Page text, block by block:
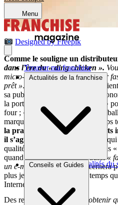
Menu
Trouver ma franchise
Actualités de la franchise
Brèves et actus Actualités du
Conseils et Guides
Designed by Freepik
Comme le souligne un
dans l’ère du « ding chicken ».
micro-ondes, attendre que le four
prêt ». Une société britannique
sa publicité n’est qu’une suite
la porte du micro-ondes, « Tick »
four ; « Pop » est le bruit de
marque la fin de la cuisson. Temps
la praticité en 1960 était les plats
il s’agit des plats pré-préparés
qualité. En 2011 on parle de repas
quand je veux, où je veux, aussi«
un e-mail ».Et cela ne concernera
plus jeunes, nées en même temps
Internet.
Des repas aussi« faciles à obtenir